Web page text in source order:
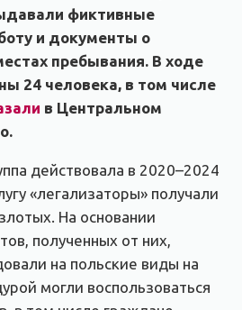
фиктивные
и документы о
пребывания. В ходе
24 человека, в том числе
в Центральном
действовала в 2020–2024
«легализаторы» получали
На основании
полученных от них,
на польские виды на
могли воспользоваться